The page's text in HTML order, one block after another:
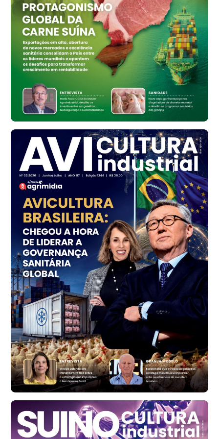
R$ 159,31
cx
Ovo Branco - Regional
Bastos (SP)
R$ 134,42
cx
Ovo Vermelho - Regional
Bastos (SP)
R$ 148,56
Frango - Indicador
R$ 7,16
kg
Frango - Indicador
R$ 7,18
Trigo Atacado - Regional
PR
R$ 1.414,46
t
Trigo Atacado - Regional
RS
R$ 1.314,61
t
Ovo Vermelho - Regional
Vermelho
R$ 171,61
cx
Ovo Branco - Regional
Santa Maria do Jetibá (ES)
R$ 140,74
cx